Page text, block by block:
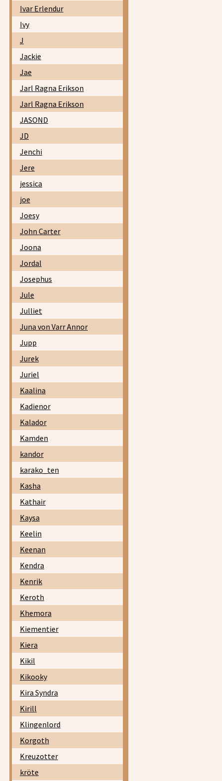
Ivar Erlendur
Ivy
J
Jackie
Jae
Jarl Ragna Erikson
Jarl Ragna Erikson
JASOND
JD
Jenchi
Jere
jessica
joe
Joesy
John Carter
Joona
Jordal
Josephus
Jule
Julliet
Juna von Varr Annor
Jupp
Jurek
Juriel
Kaalina
Kadienor
Kalador
Kamden
kandor
karako_ten
Kasha
Kathair
Kaysa
Keelin
Keenan
Kendra
Kenrik
Keroth
Khemora
Kiementier
Kiera
Kikil
Kikooky
Kira Syndra
Kirill
Klingenlord
Korgoth
Kreuzotter
kröte